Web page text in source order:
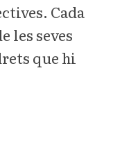
Cada
les seves
que hi